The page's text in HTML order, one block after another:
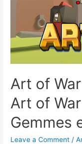
Art of
Art of
Gemmes
Leave a Comment /